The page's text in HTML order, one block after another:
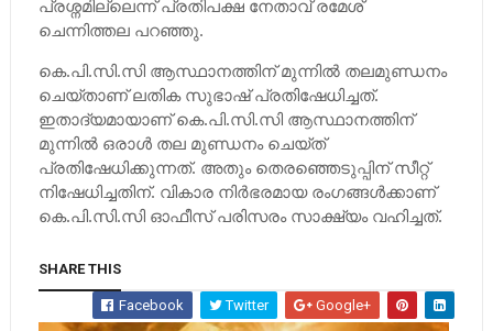
പ്രശ്നമില്ലെന്ന് പ്രതിപക്ഷ നേതാവ് രമേശ്
ചെന്നിത്തല പറഞ്ഞു.
കെ.പി.സി.സി ആസ്ഥാനത്തിന് മുന്നില്‍ തലമുണ്ഡനം
ചെയ്താണ് ലതിക സുഭാഷ് പ്രതിഷേധിച്ചത്.
ഇതാദ്യമായാണ് കെ.പി.സി.സി ആസ്ഥാനത്തിന്
മുന്നില്‍ ഒരാള്‍ തല മുണ്ഡനം ചെയ്ത്
പ്രതിഷേധിക്കുന്നത്. അതും തെരഞ്ഞെടുപ്പിന് സീറ്റ്
നിഷേധിച്ചതിന്. വികാര നിര്‍ഭരമായ രംഗങ്ങള്‍ക്കാണ്
കെ.പി.സി.സി ഓഫീസ് പരിസരം സാക്ഷ്യം വഹിച്ചത്.
SHARE THIS
Facebook Twitter Google+